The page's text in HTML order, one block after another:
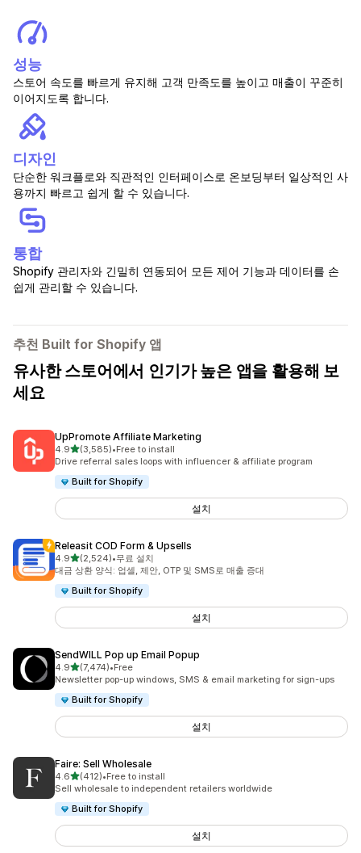
성능
스토어 속도를 빠르게 유지해 고객 만족도를 높이고 매출이 꾸준히
이어지도록 합니다.
디자인
단순한 워크플로와 직관적인 인터페이스로 온보딩부터 일상적인 사
용까지 빠르고 쉽게 할 수 있습니다.
통합
Shopify 관리자와 긴밀히 연동되어 모든 제어 기능과 데이터를 손
쉽게 관리할 수 있습니다.
추천 Built for Shopify 앱
유사한 스토어에서 인기가 높은 앱을 활용해 보
세요
UpPromote Affiliate Marketing
4.9별 5개 중
(3,585)
총 리뷰 3585개
•Free to install
Drive referral sales loops with influencer & affiliate program
Built for Shopify
설치
Releasit COD Form & Upsells
4.9별 5개 중
(2,524)
총 리뷰 2524개
•무료 설치
대금 상환 양식: 업셀, 제안, OTP 및 SMS로 매출 증대
Built for Shopify
설치
SendWILL Pop up Email Popup
4.9별 5개 중
(7,474)
총 리뷰 7474개
•Free
Newsletter pop-up windows, SMS & email marketing for sign-ups
Built for Shopify
설치
Faire: Sell Wholesale
4.6별 5개 중
(412)
총 리뷰 412개
•Free to install
Sell wholesale to independent retailers worldwide
Built for Shopify
설치